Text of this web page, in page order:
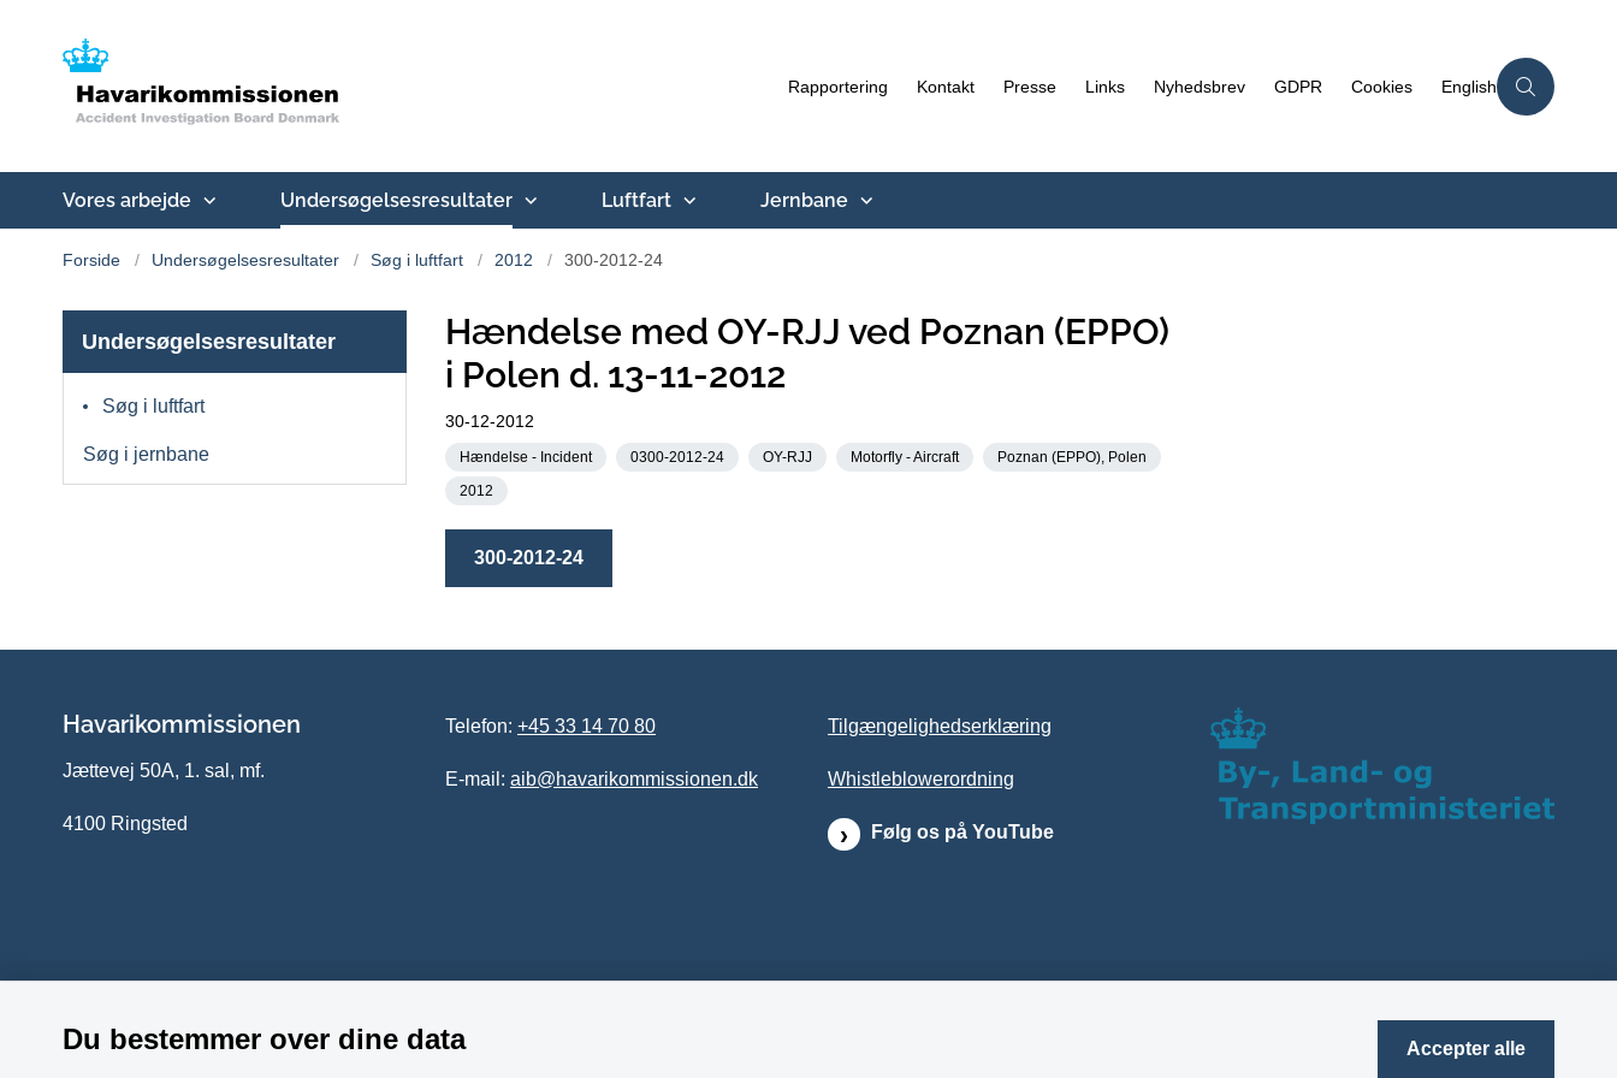
Rapportering Kontakt Presse Links Nyhedsbrev GDPR Cookies English
Vores arbejde Undersøgelsesresultater Luftfart Jernbane
Forside Undersøgelsesresultater Søg i luftfart 2012 300-2012-24
Undersøgelsesresultater
Søg i luftfart
Søg i jernbane
Hændelse med OY-RJJ ved Poznan (EPPO)
i Polen d. 13-11-2012
30-12-2012
Hændelse - Incident 0300-2012-24 OY-RJJ Motorfly - Aircraft
Poznan (EPPO), Polen
2012
300-2012-24
Havarikommissionen
Jættevej 50A, 1. sal, mf.
4100 Ringsted
Telefon: +45 33 14 70 80
E-mail: aib@havarikommissionen.dk
Tilgængelighedserklæring
Whistleblowerordning
Følg os på YouTube
Du bestemmer over dine data Accepter alle